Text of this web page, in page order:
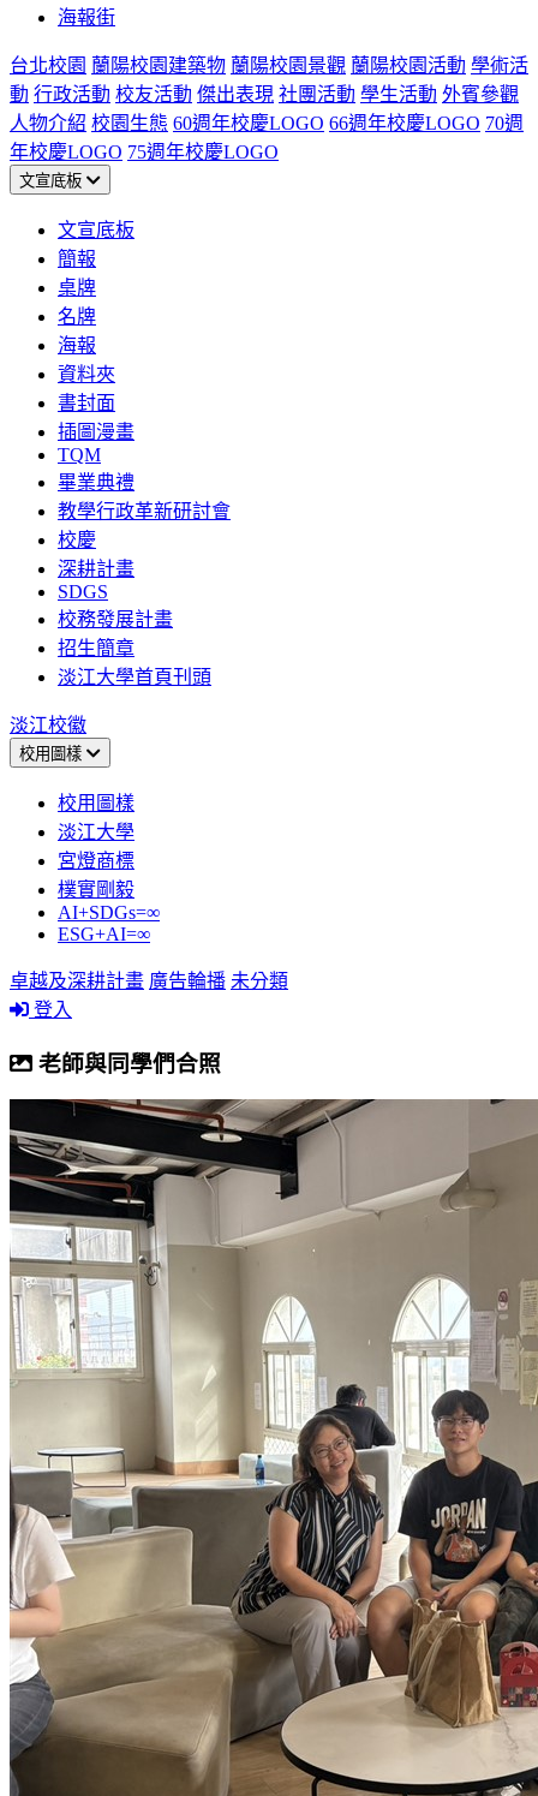
海報街
台北校園 蘭陽校園建築物 蘭陽校園景觀 蘭陽校園活動 學術活
動 行政活動 校友活動 傑出表現 社團活動 學生活動 外賓參觀
人物介紹 校園生態 60週年校慶LOGO 66週年校慶LOGO 70週
年校慶LOGO 75週年校慶LOGO
文宣底板
文宣底板
簡報
桌牌
名牌
海報
資料夾
書封面
插圖漫畫
TQM
畢業典禮
教學行政革新研討會
校慶
深耕計畫
SDGS
校務發展計畫
招生簡章
淡江大學首頁刊頭
淡江校徽
校用圖樣
校用圖樣
淡江大學
宮燈商標
樸實剛毅
AI+SDGs=∞
ESG+AI=∞
卓越及深耕計畫 廣告輪播 未分類
登入
老師與同學們合照